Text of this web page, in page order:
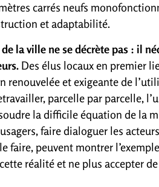
carrés neufs
et adaptabilité.
la ville ne se décrète pas : il
Des élus locaux en premier
renouvelée et exigeante de
parcelle par parcelle,
la difficile équation de la
faire dialoguer les
faire, peuvent montrer
réalité et ne plus accepter de